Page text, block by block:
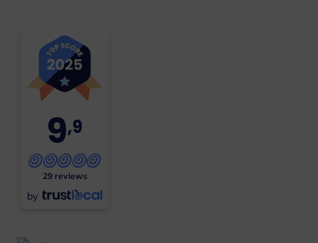
9,9
29 reviews
by